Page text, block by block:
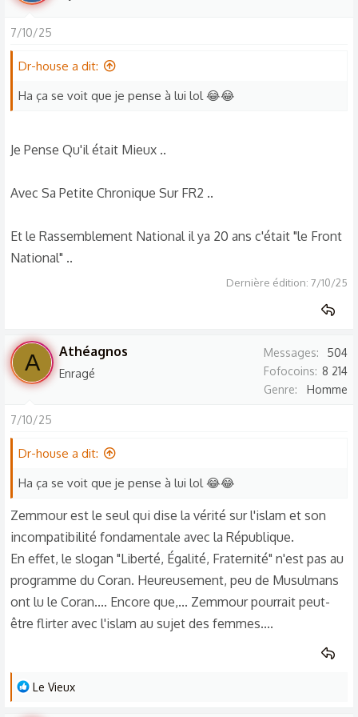
7/10/25
Dr-house a dit:
Ha ça se voit que je pense à lui lol 😂😂
Je Pense Qu'il était Mieux ..
Avec Sa Petite Chronique Sur FR2 ..
Et le Rassemblement National il ya 20 ans c'était "le Front
National" ..
Dernière édition: 7/10/25
A Athéagnos
Enragé
Messages
504
Fofocoins 8 214
Genre
Homme
7/10/25
Dr-house a dit:
Ha ça se voit que je pense à lui lol 😂😂
Zemmour est le seul qui dise la vérité sur l'islam et son
incompatibilité fondamentale avec la République.
En effet, le slogan "Liberté, Égalité, Fraternité" n'est pas au
programme du Coran. Heureusement, peu de Musulmans
ont lu le Coran.... Encore que,... Zemmour pourrait peut-
être flirter avec l'islam au sujet des femmes....
LLe Vieux